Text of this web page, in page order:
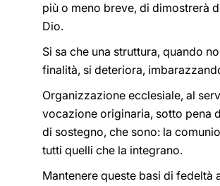
più o meno breve, di dimostrerà
Dio.
Si sa che una struttura, quando
finalità, si deteriora,
Organizzazione ecclesiale, al
vocazione originaria, sotto pena
di sostegno, che sono: la
tutti quelli che la integrano.
Mantenere queste basi di fedeltà